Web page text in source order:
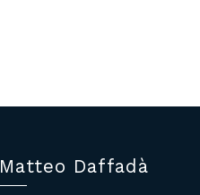
Matteo Daffadà